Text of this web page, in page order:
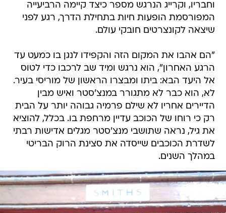
וחבריו, וקרייג הנרגש מספר כיצד קיימה הרביעייה
המפורסמת הופעות חיות בתחילת הדרך, רגע לפני
שיצאה לקונצרטים חובקי עולם.
"הם אהבו את המקום הזה והקפידו לנגן בו כמעט עד
הרגע האחרון", הוא נרגש ומיד שב לרכבו כדי לטוס
אל היעד הבא: ביתו ומבצרו הראשון של מוריסי בעיר.
לא, הוא כבר לא מתגורר במנצ'סטר ואיש מבין
הדיירים אחריו לא שילם פרמיה גבוהה יותר על הבית
רק כי רוחו של הכוכב עדיין מרחפת בו. בכלל, להוציא
את גיל, נראה שתושבי מנצ'סטר מגלים אדישות רבתי
לשדרת הכוכבים שייסדה את סצינת הרוק הבריטי
במהלך השנים.